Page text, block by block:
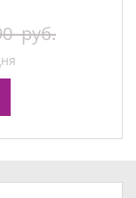
руб.